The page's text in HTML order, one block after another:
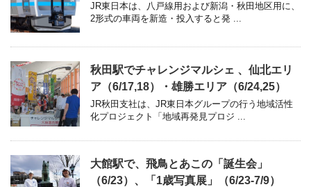
JR東日本は、八戸線用および新潟・秋田地区用に、
2形式の車両を新造・投入すると発 ...
秋田駅でチャレンジマルシェ 、仙北エリ
ア（6/17,18）・雄勝エリア（6/24,25）
JR秋田支社は、JR東日本グループの行う地域活性
化プロジェクト「地域再発見プロジ ...
大館駅で、飛鳥とあこの「誕生会」
（6/23）、「1歳写真展」（6/23-7/9）